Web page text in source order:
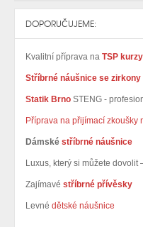
DOPORUČUJEME:
Kvalitní příprava na TSP
Stříbrné náušnice se zirkony
Statik Brno STENG -
Příprava na přijímací zkoušky
Dámské stříbrné náušnice
Luxus, který si můžete dovolit
Zajímavé stříbrné přívěsky
Levné dětské náušnice